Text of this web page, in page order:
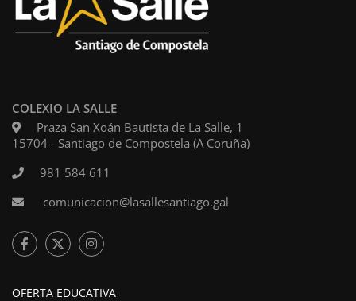
COLEXIO LA SALLE
Praza San Xoán Bautista de La Salle, 1
15704 - Santiago de Compostela (A Coruña)
981 584 611
comunicacion@lasallesantiago.gal
OFERTA EDUCATIVA